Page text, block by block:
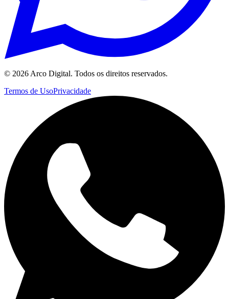
© 2026 Arco Digital. Todos os direitos reservados.
Termos de UsoPrivacidade